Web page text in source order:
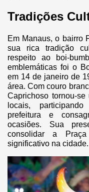
Tradições
Em Manaus, o bairro
sua rica tradição
respeito ao boi-
emblemáticas foi o
em 14 de janeiro de
área. Com couro
Caprichoso tornou-
locais,
prefeitura e
ocasiões. Sua
consolidar a
significativo na cidade.